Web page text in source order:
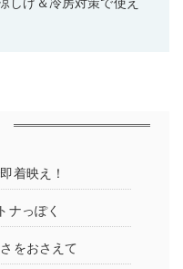
着映え！
ナっぽく
をおさえて